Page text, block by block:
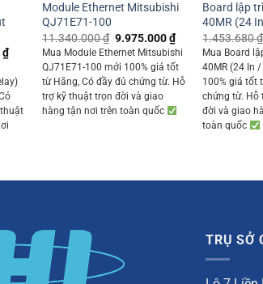
₫Current
price
is:
6.935.000 ₫.
Module Ethernet Mitsubishi
QJ71E71-100
11.340.000₫ Original
price
was:
11.340.000 ₫.
9.975.000₫Current
price
is:
9.975.000 ₫.
Mua Module Ethernet Mitsubishi
QJ71E71-100 mới 100% giá tốt
từ Hãng, Có đầy đủ chứng từ. Hỗ
trợ kỹ thuật trọn đời và giao
hàng tận nơi trên toàn quốc
Board lập
40MR (24
1.453.680₫
Mua Board
40MR (24 In
100% giá tốt
chứng từ. Hỗ
đời và giao
toàn quốc
TRỤ SỞ